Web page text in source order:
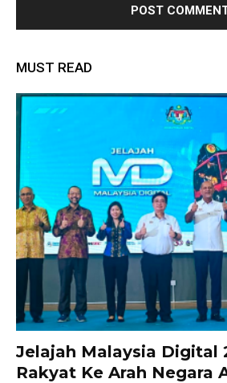
MUST READ
Jelajah Malaysia Digital
Rakyat Ke Arah Negara